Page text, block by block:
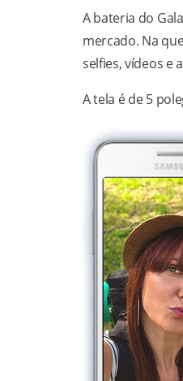
A bateria do
mercado. Na
selfies, vídeos e
A tela é de 5